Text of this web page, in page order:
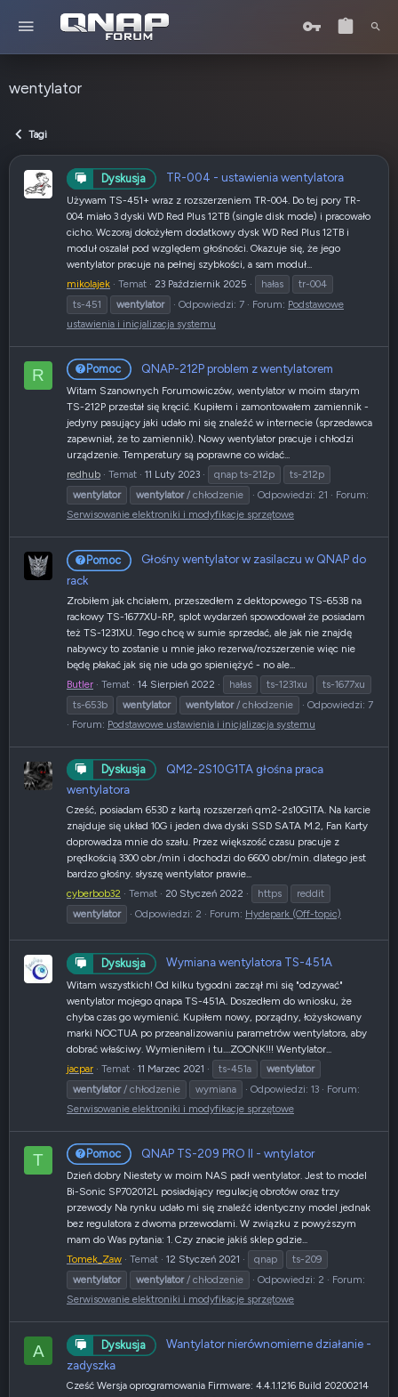
wentylator
Tagi
Dyskusja TR-004 - ustawienia wentylatora
Używam TS-451+ wraz z rozszerzeniem TR-004. Do tej pory TR-
004 miało 3 dyski WD Red Plus 12TB (single disk mode) i pracowało
cicho. Wczoraj dołożyłem dodatkowy dysk WD Red Plus 12TB i
moduł oszalał pod względem głośności. Okazuje się, że jego
wentylator pracuje na pełnej szybkości, a sam moduł...
mikolajek
Temat 23 Październik 2025 hałas
tr-004
ts-451
wentylator Odpowiedzi: 7 Forum: Podstawowe
ustawienia i inicjalizacja systemu
R Pomoc QNAP-212P problem z wentylatorem
Witam Szanownych Forumowiczów, wentylator w moim starym
TS-212P przestał się kręcić. Kupiłem i zamontowałem zamiennik -
jedyny pasujący jaki udało mi się znaleźć w internecie (sprzedawca
zapewniał, że to zamiennik). Nowy wentylator pracuje i chłodzi
urządzenie. Temperatury są poprawne co widać...
redhub
Temat 11 Luty 2023 qnap ts-212p
ts-212p
wentylator
wentylator/ chłodzenie Odpowiedzi: 21
Forum:
Serwisowanie elektroniki i modyfikacje sprzętowe
Pomoc
Głośny wentylator w zasilaczu w QNAP do
rack
Zrobiłem jak chciałem, przeszedłem z dektopowego TS-653B na
rackowy TS-1677XU-RP, splot wydarzeń spowodował że posiadam
też TS-1231XU. Tego chcę w sumie sprzedać, ale jak nie znajdę
nabywcy to zostanie u mnie jako rezerwa/rozszerzenie więc nie
będę płakać jak się nie uda go spieniężyć - no ale...
Butler
Temat 14 Sierpień 2022 hałas ts-1231xu
ts-1677xu
ts-653b
wentylator wentylator/ chłodzenie
Odpowiedzi: 7
Forum: Podstawowe ustawienia i inicjalizacja systemu
Dyskusja
QM2-2S10G1TA głośna praca
wentylatora
Cześć, posiadam 653D z kartą rozszerzeń qm2-2s10G1TA. Na karcie
znajduje się układ 10G i jeden dwa dyski SSD SATA M.2, Fan Karty
doprowadza mnie do szału. Przez większość czasu pracuje z
prędkością 3300 obr./min i dochodzi do 6600 obr/min. dlatego jest
bardzo głośny. słyszę wentylator prawie...
cyberbob32
Temat 20 Styczeń 2022 https
reddit
wentylator
Odpowiedzi: 2 Forum: Hydepark (Off-topic)
Dyskusja Wymiana wentylatora TS-451A
Witam wszystkich! Od kilku tygodni zaczął mi się "odzywać"
wentylator mojego qnapa TS-451A. Doszedłem do wniosku, że
chyba czas go wymienić. Kupiłem nowy, porządny, łożyskowany
marki NOCTUA po przeanalizowaniu parametrów wentylatora, aby
dobrać właściwy. Wymieniłem i tu....ZOONK!!! Wentylator...
jacpar
Temat 11 Marzec 2021 ts-451a
wentylator
wentylator/ chłodzenie wymiana Odpowiedzi: 13
Forum:
Serwisowanie elektroniki i modyfikacje sprzętowe
T Pomoc QNAP TS-209 PRO II - wntylator
Dzień dobry Niestety w moim NAS padł wentylator. Jest to model
Bi-Sonic SP702012L posiadający regulację obrotów oraz trzy
przewody Na rynku udało mi się znaleźć identyczny model jednak
bez regulatora z dwoma przewodami. W związku z powyższym
mam do Was pytania: 1. Czy znacie jakiś sklep gdzie...
Tomek_Zaw
Temat 12 Styczeń 2021 qnap
ts-209
wentylator
wentylator/ chłodzenie Odpowiedzi: 2
Forum:
Serwisowanie elektroniki i modyfikacje sprzętowe
A Dyskusja
Wantylator nierównomierne działanie -
zadyszka
Cześć Wersja oprogramowania Firmware: 4.4.1.1216 Build 20200214